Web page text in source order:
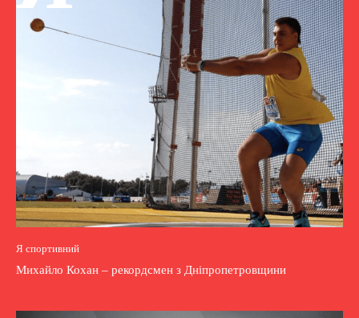
Я спортивний
Михайло Кохан – рекордсмен з Дніпропетровщини